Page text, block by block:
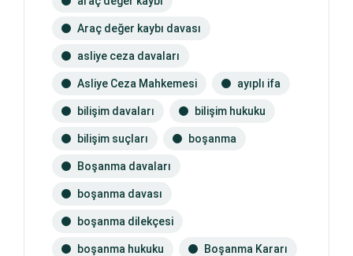
Araç değer kaybı davası
asliye ceza davaları
Asliye Ceza Mahkemesi ayıplı ifa
bilişim davaları bilişim hukuku
bilişim suçları boşanma
Boşanma davaları
boşanma davası
boşanma dilekçesi
boşanma hukuku Boşanma Kararı